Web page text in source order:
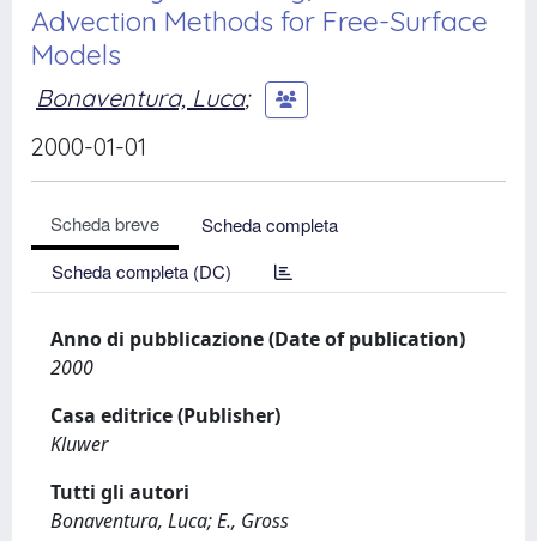
Advection Methods for Free-Surface
Models
Bonaventura, Luca;
2000-01-01
Scheda breve
Scheda completa
Scheda completa (DC)
Anno di pubblicazione (Date of publication)
2000
Casa editrice (Publisher)
Kluwer
Tutti gli autori
Bonaventura, Luca; E., Gross